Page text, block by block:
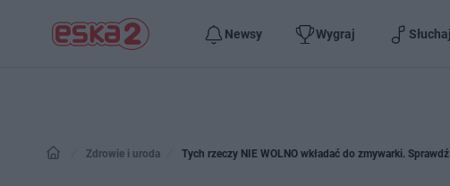
Newsy Wygraj Słuchaj
Zdrowie i uroda Tych rzeczy NIE WOLNO wkładać do zmywarki.